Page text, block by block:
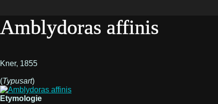
Amblydoras affinis
Kner, 1855
(Typusart)
Etymologie